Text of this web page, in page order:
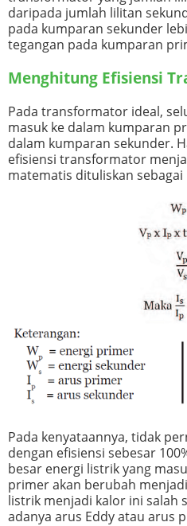
daripada jumlah lilitan
pada kumparan sekunder
tegangan pada kumparan
Menghitung Efisiensi
Pada transformator ideal,
masuk ke dalam kumparan
dalam kumparan sekunder.
efisiensi transformator
matematis dituliskan
Pada kenyataannya, tidak
dengan efisiensi sebesar
besar energi listrik yang
primer akan berubah
listrik menjadi kalor ini salah
adanya arus Eddy atau arus